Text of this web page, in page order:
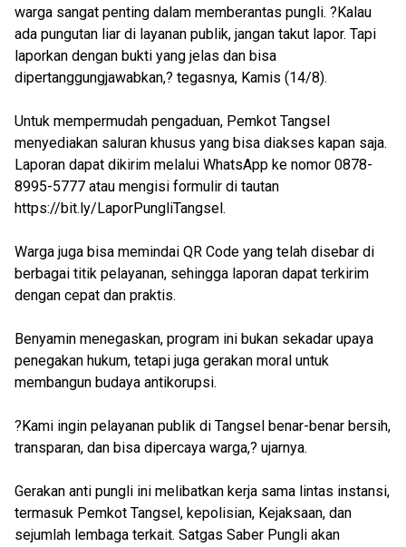
warga sangat penting dalam memberantas pungli. ?Kalau
ada pungutan liar di layanan publik, jangan takut lapor. Tapi
laporkan dengan bukti yang jelas dan bisa
dipertanggungjawabkan,? tegasnya, Kamis (14/8).
Untuk mempermudah pengaduan, Pemkot Tangsel
menyediakan saluran khusus yang bisa diakses kapan saja.
Laporan dapat dikirim melalui WhatsApp ke nomor 0878-
8995-5777 atau mengisi formulir di tautan
https://bit.ly/LaporPungliTangsel.
Warga juga bisa memindai QR Code yang telah disebar di
berbagai titik pelayanan, sehingga laporan dapat terkirim
dengan cepat dan praktis.
Benyamin menegaskan, program ini bukan sekadar upaya
penegakan hukum, tetapi juga gerakan moral untuk
membangun budaya antikorupsi.
?Kami ingin pelayanan publik di Tangsel benar-benar bersih,
transparan, dan bisa dipercaya warga,? ujarnya.
Gerakan anti pungli ini melibatkan kerja sama lintas instansi,
termasuk Pemkot Tangsel, kepolisian, Kejaksaan, dan
sejumlah lembaga terkait. Satgas Saber Pungli akan